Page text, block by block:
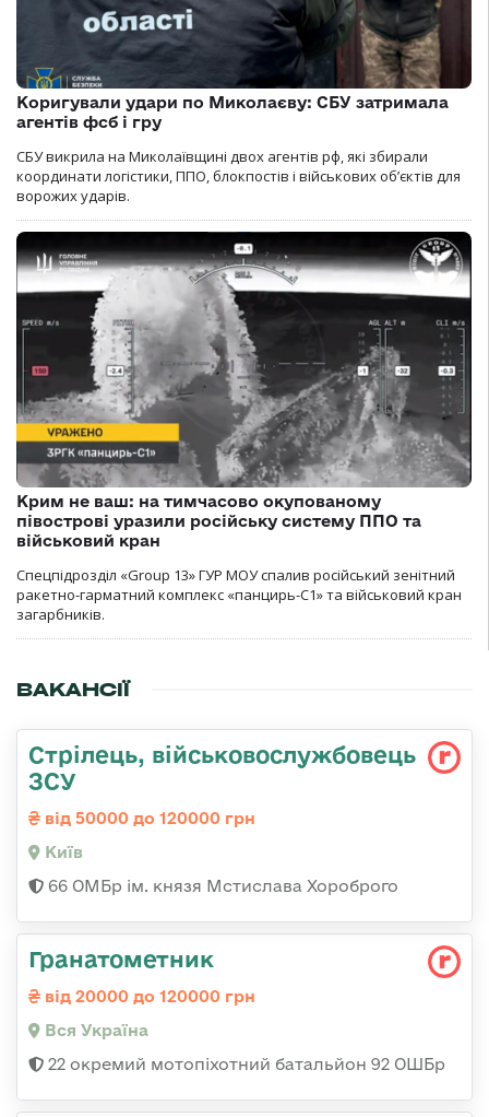
Коригували удари по Миколаєву: СБУ затримала
агентів фсб і гру
СБУ викрила на Миколаївщині двох агентів рф, які збирали
координати логістики, ППО, блокпостів і військових об’єктів для
ворожих ударів.
Крим не ваш: на тимчасово окупованому
півострові уразили російську систему ППО та
військовий кран
Спецпідрозділ «Group 13» ГУР МОУ спалив російський зенітний
ракетно-гарматний комплекс «панцирь-С1» та військовий кран
загарбників.
ВАКАНСІЇ
Стрілець, військовослужбовець
ЗСУ
від 50000 до 120000 грн
Київ
66 ОМБр ім. князя Мстислава Хороброго
Гранатометник
від 20000 до 120000 грн
Вся Україна
22 окремий мотопіхотний батальйон 92 ОШБр